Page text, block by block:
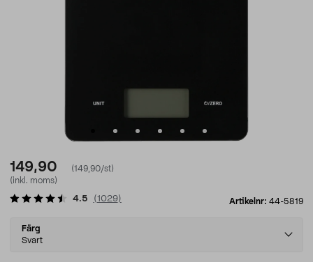
149,90
(149,90/st)
(inkl. moms)
Artikelnr: 44-5819
4.5 (1029)
Select
variant
Färg
Svart